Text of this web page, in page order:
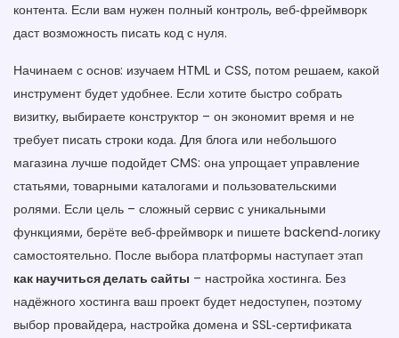
контента. Если вам нужен полный контроль, веб‑фреймворк
даст возможность писать код с нуля.
Начинаем с основ: изучаем HTML и CSS, потом решаем, какой
инструмент будет удобнее. Если хотите быстро собрать
визитку, выбираете конструктор – он экономит время и не
требует писать строки кода. Для блога или небольшого
магазина лучше подойдет CMS: она упрощает управление
статьями, товарными каталогами и пользовательскими
ролями. Если цель – сложный сервис с уникальными
функциями, берёте веб‑фреймворк и пишете backend‑логику
самостоятельно. После выбора платформы наступает этап
как научиться делать сайты – настройка хостинга. Без
надёжного хостинга ваш проект будет недоступен, поэтому
выбор провайдера, настройка домена и SSL‑сертификата